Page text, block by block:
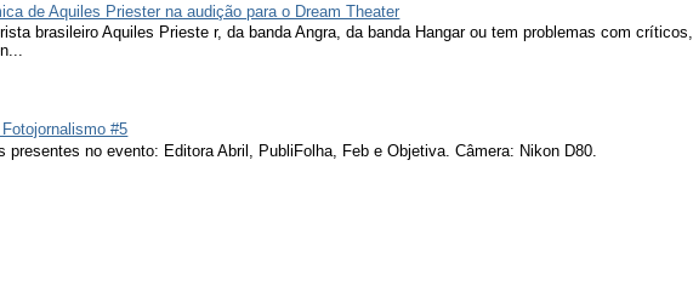
de Aquiles Priester na audição para o Dream Theater
brasileiro Aquiles Prieste r, da banda Angra, da banda Hangar ou tem problemas com críticos,
#5
presentes no evento: Editora Abril, PubliFolha, Feb e Objetiva. Câmera: Nikon D80.